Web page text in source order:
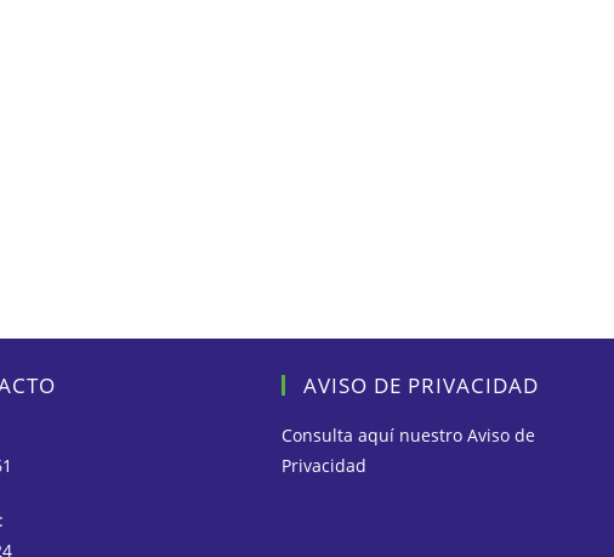
AVISO DE PRIVACIDAD
Consulta aquí nuestro Aviso de
Privacidad